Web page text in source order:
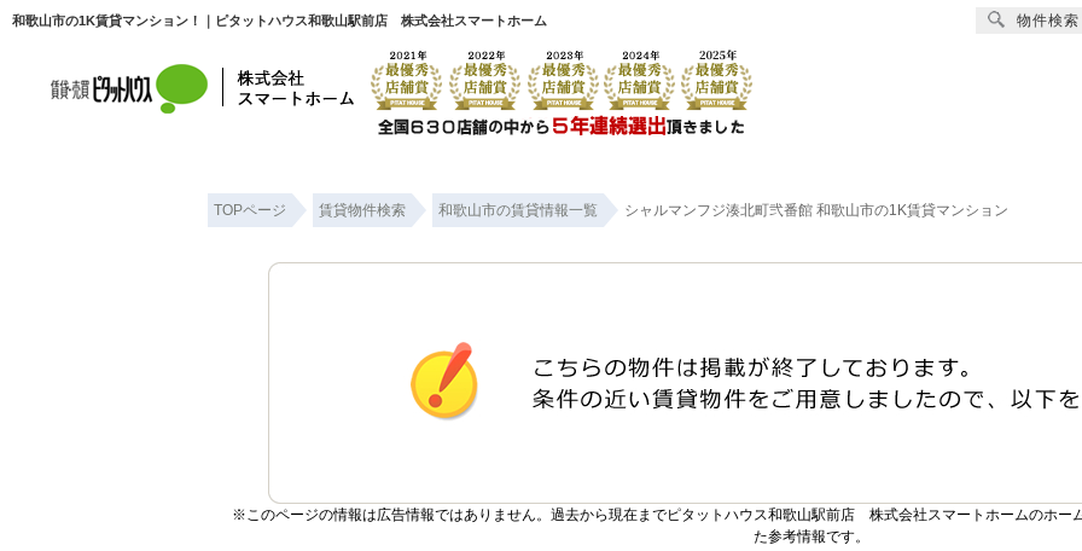
和歌山市の1K賃貸マンション！｜ピタットハウス和歌山駅前店 株式会社スマートホーム
TOPページ 賃貸物件検索 和歌山市の賃貸情報一覧 シャルマンフジ湊北町弐番館 和歌山市の1K賃貸マンション
※このページの情報は広告情報ではありません。過去から現在までピタットハウス和歌山駅前店 株式会社スマートホームのホー
た参考情報です。
物件検索